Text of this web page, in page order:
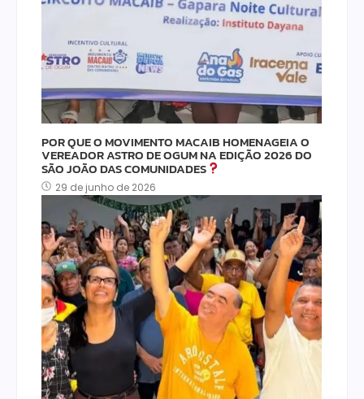
POR QUE O MOVIMENTO MACAIB HOMENAGEIA O
VEREADOR ASTRO DE OGUM NA EDIÇÃO 2026 DO
SÃO JOÃO DAS COMUNIDADES
29 de junho de 2026